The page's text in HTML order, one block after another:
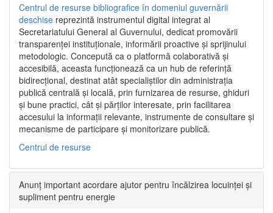
Centrul de resurse bibliografice în domeniul guvernării
deschise reprezintă instrumentul digital integrat al
Secretariatului General al Guvernului, dedicat promovării
transparenței instituționale, informării proactive și sprijinului
metodologic. Concepută ca o platformă colaborativă și
accesibilă, aceasta funcționează ca un hub de referință
bidirecțional, destinat atât specialiștilor din administrația
publică centrală și locală, prin furnizarea de resurse, ghiduri
și bune practici, cât și părților interesate, prin facilitarea
accesului la informații relevante, instrumente de consultare și
mecanisme de participare și monitorizare publică.
Centrul de resurse
Anunț important acordare ajutor pentru încălzirea locuinței și
supliment pentru energie